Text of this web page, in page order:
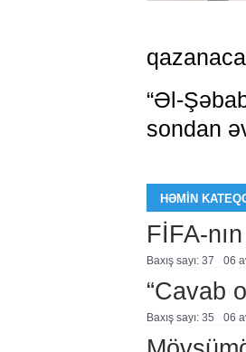
“Əl-
sondan
HƏMIN
FİFA-
Baxış sayı: 37 06
“Cavab
Baxış sayı: 35 06